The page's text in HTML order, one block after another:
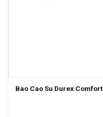
Bao Cao Su Durex Comfort